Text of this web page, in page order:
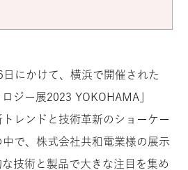
にかけて、横浜で開催された
ジー展2023 YOKOHAMA」
レンドと技術革新のショーケー
で、株式会社共和電業様の展示
技術と製品で大きな注目を集め